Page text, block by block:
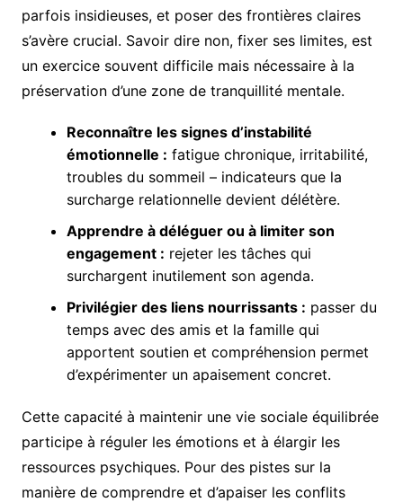
parfois insidieuses, et poser des frontières claires
s’avère crucial. Savoir dire non, fixer ses limites, est
un exercice souvent difficile mais nécessaire à la
préservation d’une zone de tranquillité mentale.
Reconnaître les signes d’instabilité
émotionnelle : fatigue chronique, irritabilité,
troubles du sommeil – indicateurs que la
surcharge relationnelle devient délétère.
Apprendre à déléguer ou à limiter son
engagement : rejeter les tâches qui
surchargent inutilement son agenda.
Privilégier des liens nourrissants : passer du
temps avec des amis et la famille qui
apportent soutien et compréhension permet
d’expérimenter un apaisement concret.
Cette capacité à maintenir une vie sociale équilibrée
participe à réguler les émotions et à élargir les
ressources psychiques. Pour des pistes sur la
manière de comprendre et d’apaiser les conflits